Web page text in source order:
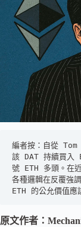
編者按：自從
該 DAT 持續買入
號 ETH 多頭。在
各種邏輯在反覆強
ETH 的公允價值
原文作者：